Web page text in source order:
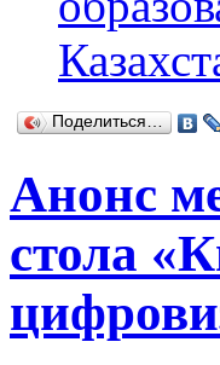
Поделиться…
Анонс
стола